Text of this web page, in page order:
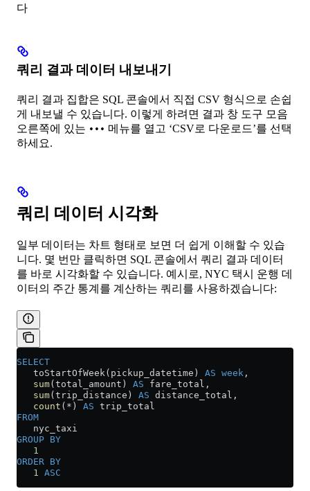
다
쿼리 결과 데이터 내보내기
쿼리 결과 집합은 SQL 콘솔에서 직접 CSV 형식으로 손쉽
게 내보낼 수 있습니다. 이렇게 하려면 결과 창 도구 모음
오른쪽에 있는 ••• 메뉴를 열고 ‘CSV로 다운로드’를 선택
하세요.
쿼리 데이터 시각화
일부 데이터는 차트 형태로 보면 더 쉽게 이해할 수 있습
니다. 몇 번만 클릭하면 SQL 콘솔에서 쿼리 결과 데이터
를 바로 시각화할 수 있습니다. 예시로, NYC 택시 운행 데
이터의 주간 통계를 계산하는 쿼리를 사용하겠습니다:
SELECT
   toStartOfWeek(pickup_datetime)
AS week ,
   sum
(total_amount) AS fare_total,
   sum
(trip_distance) AS distance_total,
   count
( * ) AS trip_total
FROM
   nyc_taxi
GROUP BY
   1
ORDER BY
   1
ASC